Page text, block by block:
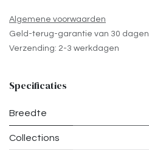
Algemene voorwaarden
Geld-terug-garantie van 30 dagen
Verzending: 2-3 werkdagen
Specificaties
Breedte
Collections